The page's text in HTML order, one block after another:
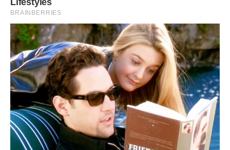
власними дітьми?
Потім мені ставало соромно за такі думки.
Я ж мама.
Мама не повинна рахувати.
Так мене виховали.
Одного дня моя сестра Надія сказала мені прямо: